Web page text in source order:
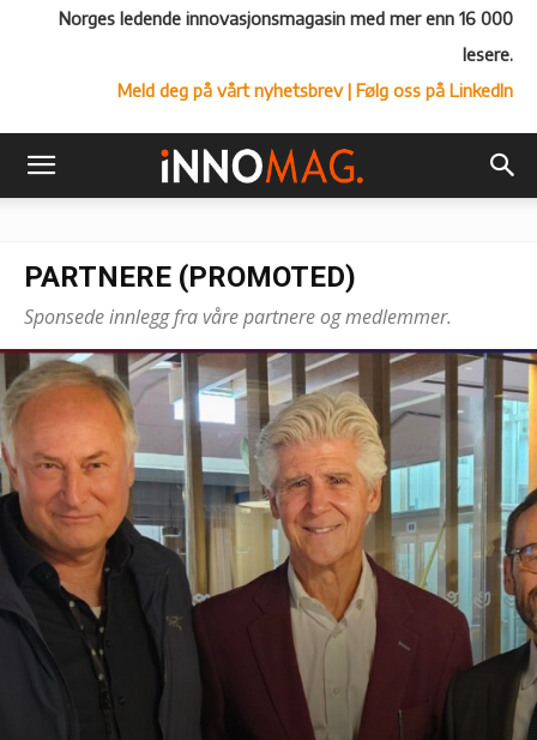
Norges ledende innovasjonsmagasin med mer enn 16 000
lesere.
Meld deg på vårt nyhetsbrev| Følg oss på LinkedIn
PARTNERE (PROMOTED)
Sponsede innlegg fra våre partnere og medlemmer.